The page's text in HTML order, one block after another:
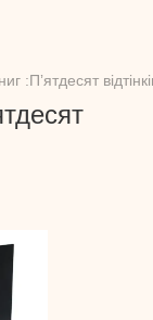
:Пʼятдесят